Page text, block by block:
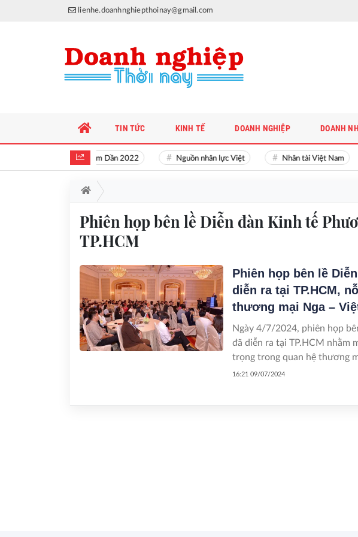
lienhe.doanhnghiepthoinay@gmail.com
Tết nguyên đán Nhâm Dần 2022 Nguồn nhân lực Việt Nhân tài Việt Nam
TIN TỨC KINH TẾ DOANH NGHIỆP DOANH
Phiên họp bên lề Diễn đàn Kinh tế
TP.HCM
Phiên họp bên lề
diễn ra tại TP.HCM,
thương mại Nga –
Ngày 4/7/2024, phiên họp
đã diễn ra tại TP.HCM nhằm
trọng trong quan hệ thương
Việt Nam.
16:21 09/07/2024